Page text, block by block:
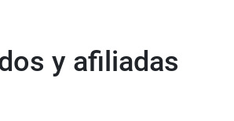
y afiliadas